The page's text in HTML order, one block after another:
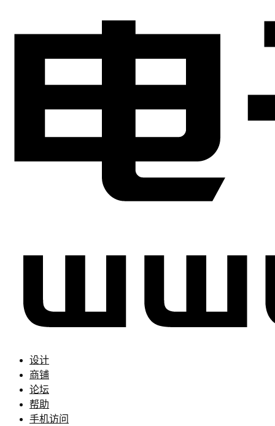
设计
商铺
论坛
帮助
手机访问